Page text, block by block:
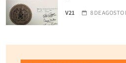
V21 8 DE AGOSTO